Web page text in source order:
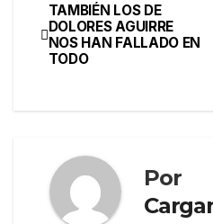
TAMBIÉN LOS DE
DOLORES AGUIRRE
NOS HAN FALLADO EN
TODO
Por